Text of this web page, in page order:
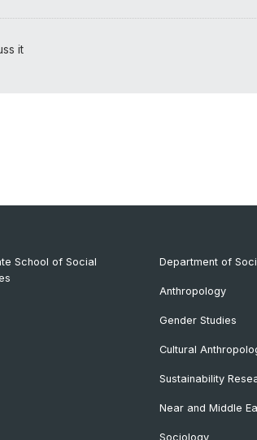
it
School of Social
Department of
Anthropology
Gender Studies
Cultural
Sustainability
Near and Middle
Sociology